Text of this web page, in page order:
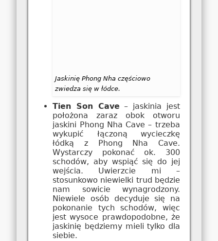
Jaskinię Phong Nha częściowo
zwiedza się w łódce.
Tien Son Cave – jaskinia jest
położona zaraz obok otworu
jaskini Phong Nha Cave – trzeba
wykupić łączoną wycieczkę
łódką z Phong Nha Cave.
Wystarczy pokonać ok. 300
schodów, aby wspiąć się do jej
wejścia. Uwierzcie mi –
stosunkowo niewielki trud będzie
nam sowicie wynagrodzony.
Niewiele osób decyduje się na
pokonanie tych schodów, więc
jest wysoce prawdopodobne, że
jaskinię będziemy mieli tylko dla
siebie.